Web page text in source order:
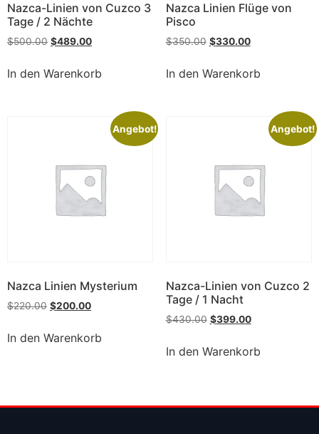
Nazca-Linien von Cuzco 3
Tage / 2 Nächte
$500.00 $489.00
In den Warenkorb
Nazca Linien Flüge von
Pisco
$350.00 $330.00
In den Warenkorb
Angebot!
Nazca Linien Mysterium
$220.00 $200.00
In den Warenkorb
Angebot!
Nazca-Linien von Cuzco 2
Tage / 1 Nacht
$430.00 $399.00
In den Warenkorb